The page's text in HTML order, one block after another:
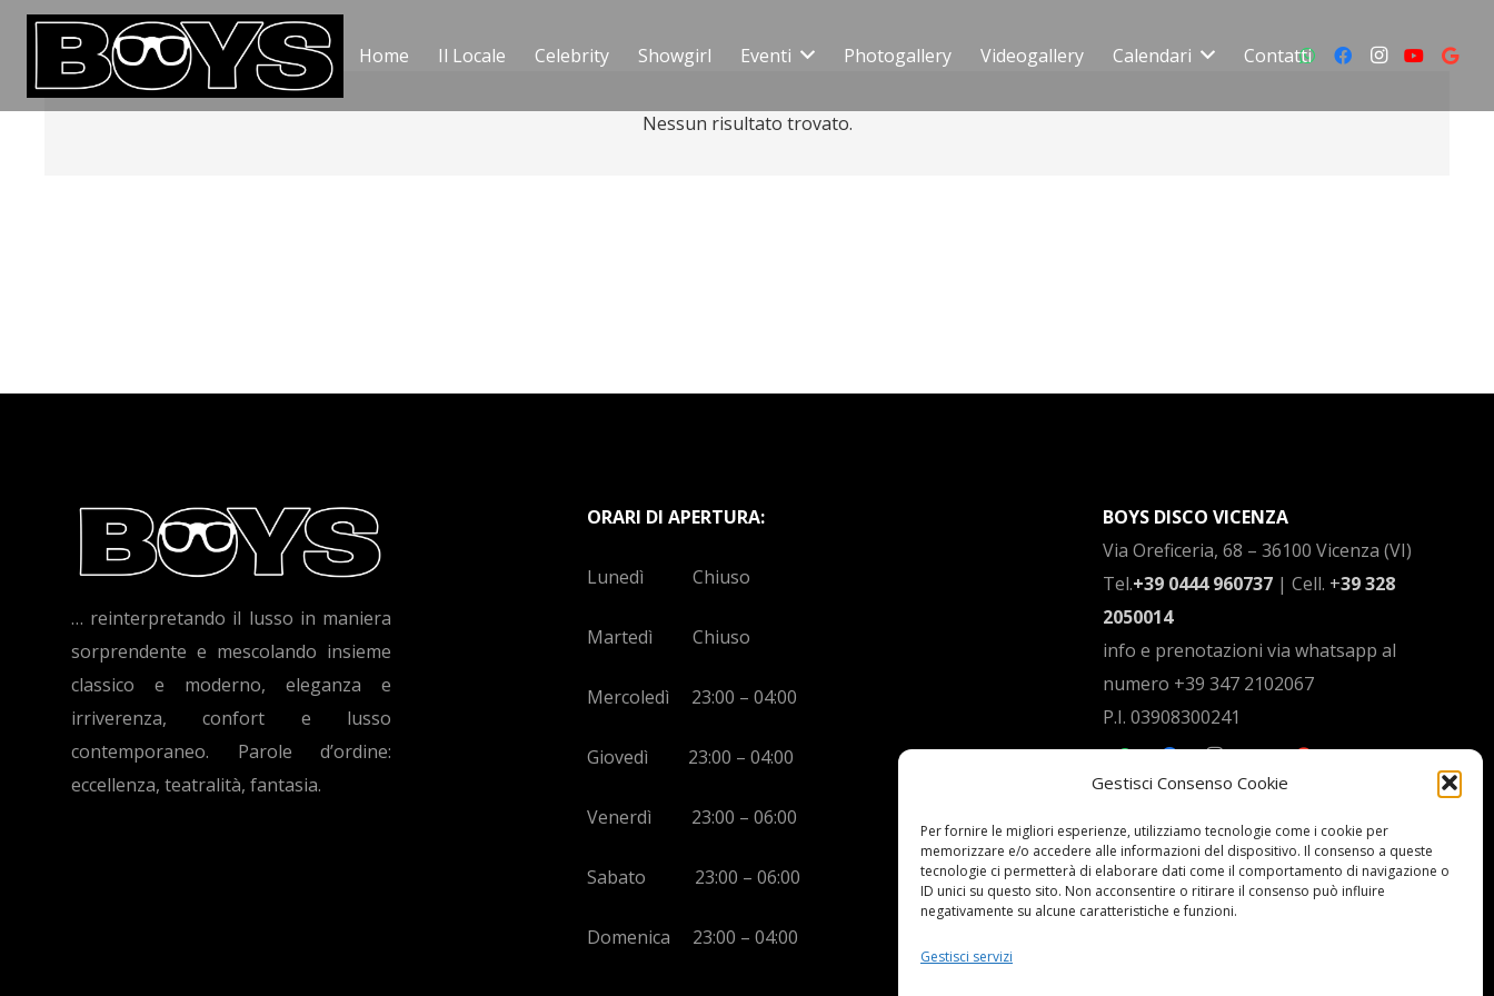
Gestisci Consenso Cookie
Per fornire le migliori esperienze, utilizziamo tecnologie come i cookie per
memorizzare e/o accedere alle informazioni del dispositivo. Il consenso a queste
tecnologie ci permetterà di elaborare dati come il comportamento di navigazione o
ID unici su questo sito. Non acconsentire o ritirare il consenso può influire
negativamente su alcune caratteristiche e funzioni.
Gestisci servizi
Home Il Locale Celebrity Showgirl Eventi Photogallery Videogallery Calendari Contatti
Nessun risultato trovato.
… reinterpretando il lusso in maniera
sorprendente e mescolando insieme
classico e moderno, eleganza e
irriverenza, confort e lusso
contemporaneo. Parole d’ordine:
eccellenza, teatralità, fantasia.
ORARI DI APERTURA:
Lunedì Chiuso
Martedì Chiuso
Mercoledì 23:00 – 04:00
Giovedì 23:00 – 04:00
Venerdì 23:00 – 06:00
Sabato 23:00 – 06:00
Domenica 23:00 – 04:00
BOYS DISCO VICENZA
Via Oreficeria, 68 – 36100 Vicenza (VI)
Tel.+39 0444 960737 | Cell. +39 328
2050014
info e prenotazioni via whatsapp al
numero +39 347 2102067
P.I. 03908300241
Privacy Policy e informazioni Legali
Cookie policy